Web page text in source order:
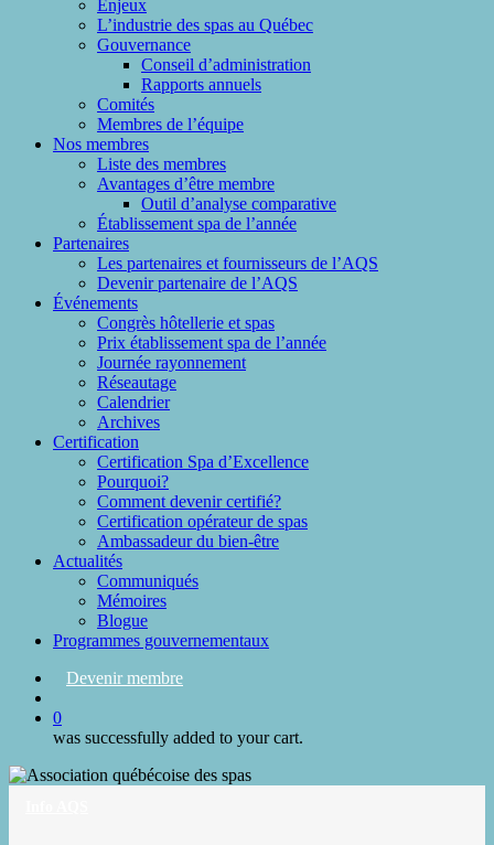
Enjeux
L’industrie des spas au Québec
Gouvernance
Conseil d’administration
Rapports annuels
Comités
Membres de l’équipe
Nos membres
Liste des membres
Avantages d’être membre
Outil d’analyse comparative
Établissement spa de l’année
Partenaires
Les partenaires et fournisseurs de l’AQS
Devenir partenaire de l’AQS
Événements
Congrès hôtellerie et spas
Prix établissement spa de l’année
Journée rayonnement
Réseautage
Calendrier
Archives
Certification
Certification Spa d’Excellence
Pourquoi?
Comment devenir certifié?
Certification opérateur de spas
Ambassadeur du bien-être
Actualités
Communiqués
Mémoires
Blogue
Programmes gouvernementaux
Devenir membre
0
was successfully added to your cart.